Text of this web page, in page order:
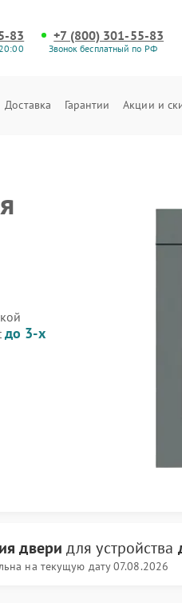
83 +7 (800) 301-55-83
Звонок бесплатный по РФ
Доставка Гарантии Акции и
до 3-х
двери для устройства
на текущую дату 07.08.2026